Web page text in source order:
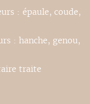
: épaule, coude,
: hanche, genou,
traite